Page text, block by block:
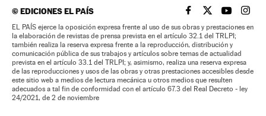
©EDICIONES EL PAÍS EL PAÍS BRASIL EN
EL PAÍSEL PAÍS
EL
EL PAÍS ejerce la oposición expresa frente al uso de sus obras y prestaciones en
la elaboración de revistas de prensa prevista en el artículo 32.1 del TRLPI;
también realiza la reserva expresa frente a la reproducción, distribución y
comunicación pública de sus trabajos y artículos sobre temas de actualidad
prevista en el artículo 33.1 del TRLPI; y, asimismo, realiza una reserva expresa
de las reproducciones y usos de las obras y otras prestaciones accesibles desde
este sitio web a medios de lectura mecánica u otros medios que resulten
adecuados a tal fin de conformidad con el artículo 67.3 del Real Decreto - ley
24/2021, de 2 de noviembre